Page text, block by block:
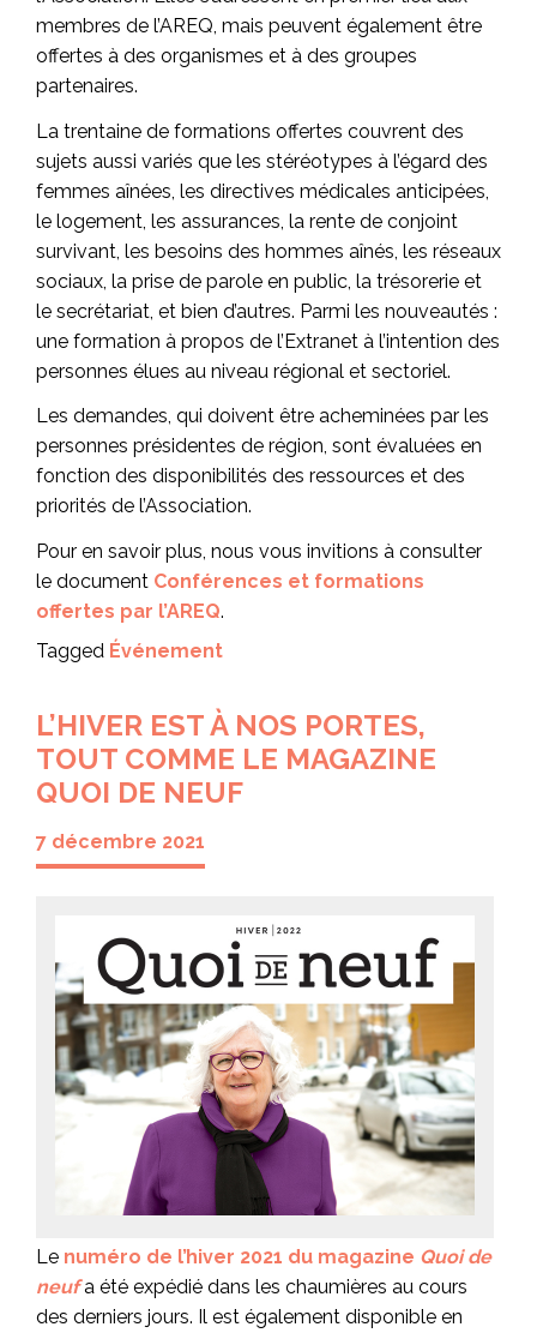
membres de l’AREQ, mais peuvent également être
offertes à des organismes et à des groupes
partenaires.
La trentaine de formations offertes couvrent des
sujets aussi variés que les stéréotypes à l’égard des
femmes aînées, les directives médicales anticipées,
le logement, les assurances, la rente de conjoint
survivant, les besoins des hommes aînés, les réseaux
sociaux, la prise de parole en public, la trésorerie et
le secrétariat, et bien d’autres. Parmi les nouveautés :
une formation à propos de l’Extranet à l’intention des
personnes élues au niveau régional et sectoriel.
Les demandes, qui doivent être acheminées par les
personnes présidentes de région, sont évaluées en
fonction des disponibilités des ressources et des
priorités de l’Association.
Pour en savoir plus, nous vous invitions à consulter
le document Conférences et formations
offertes par l’AREQ.
Tagged Événement
L’HIVER EST À NOS PORTES,
TOUT COMME LE MAGAZINE
QUOI DE NEUF
7 décembre 2021
Le numéro de l’hiver 2021 du magazine Quoi de
neufa été expédié dans les chaumières au cours
des derniers jours. Il est également disponible en